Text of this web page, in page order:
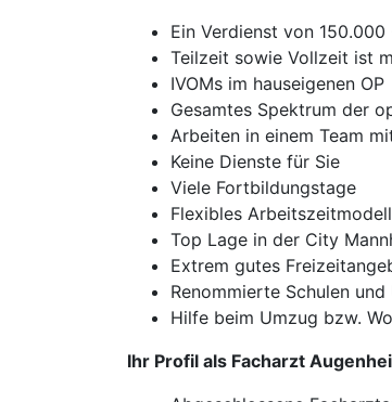
Ein Verdienst von
Teilzeit sowie Vollzeit ist
IVOMs im hauseigenen OP
Gesamtes Spektrum der
Arbeiten in einem Team
Keine Dienste für Sie
Viele Fortbildungstage
Flexibles Arbeitszeitmodell
Top Lage in der City
Extrem gutes
Renommierte Schulen
Hilfe beim Umzug bzw.
Ihr Profil als Facharzt